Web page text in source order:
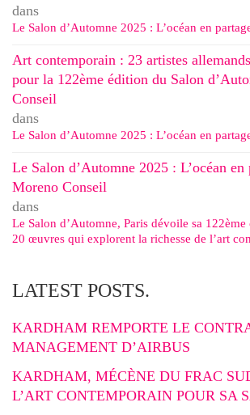
dans
Le Salon d’Automne 2025 : L’océan en
Art contemporain : 23 artistes
pour la 122ème édition du Salon
Conseil
dans
Le Salon d’Automne 2025 : L’océan en
Le Salon d’Automne 2025 : L’océan en
Moreno Conseil
dans
Le Salon d’Automne, Paris dévoile sa
20 œuvres qui explorent la richesse de l’art
LATEST POSTS.
KARDHAM REMPORTE LE
MANAGEMENT D’AIRBUS
KARDHAM, MÉCÈNE DU FRAC
L’ART CONTEMPORAIN POUR SA